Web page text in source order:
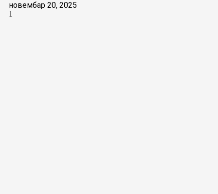
новембар 20, 2025